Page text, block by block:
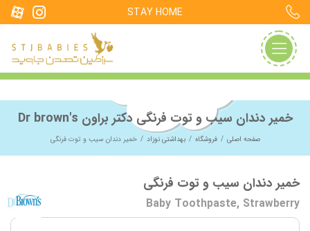
STAY HOME
خمیر دندان سیب و توت فرنگی دکتر براون Dr brown's
صفحه اصلی فروشگاه بهداشتی نوزاد خمیر دندان سیب و توت فرنگی
خمیر دندان سیب و توت فرنگی
Baby Toothpaste, Strawberry